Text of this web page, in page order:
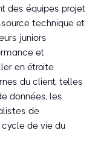
des équipes projet
technique et
juniors
et
en étroite
du client, telles
données, les
de
de vie du